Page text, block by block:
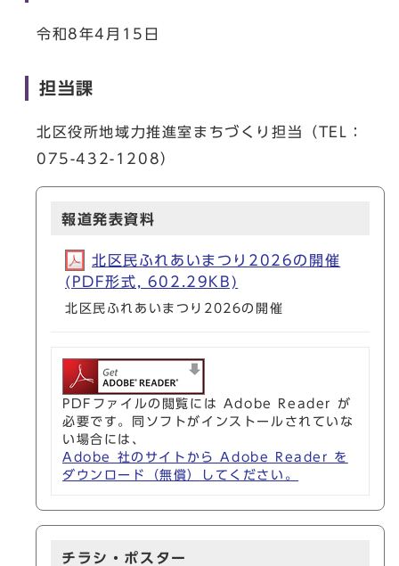
令和8年4月15日
担当課
北区役所地域力推進室まちづくり担当（TEL：
075-432-1208）
報道発表資料
北区民ふれあいまつり2026の開催
(PDF形式, 602.29KB)
北区民ふれあいまつり2026の開催
PDFファイルの閲覧には Adobe Reader が
必要です。同ソフトがインストールされていな
い場合には、
Adobe 社のサイトから Adobe Reader を
ダウンロード（無償）してください。
チラシ・ポスター